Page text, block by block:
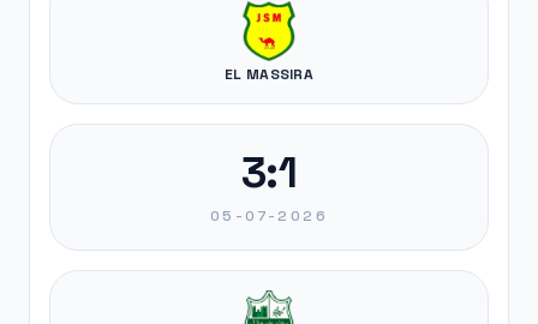
EL MASSIRA
3:1
05-07-2026